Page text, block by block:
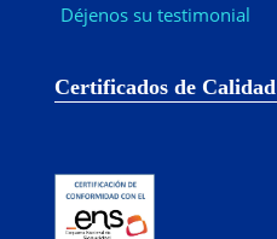
Déjenos su testimonial
Certificados de Calidad